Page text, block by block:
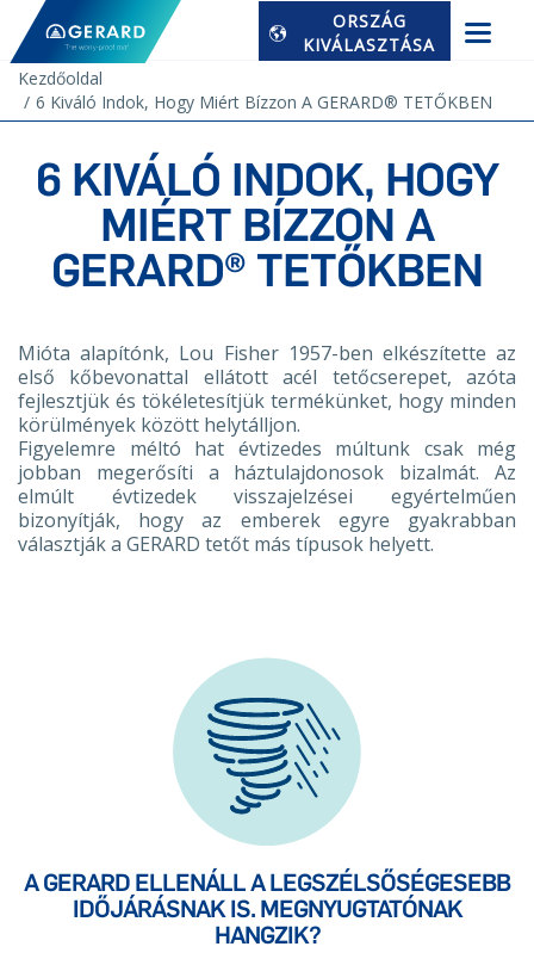
ORSZÁG
KIVÁLASZTÁSA
Kezdőoldal
6 Kiváló Indok, Hogy Miért Bízzon A GERARD® TETŐKBEN
6 KIVÁLÓ INDOK, HOGY
MIÉRT BÍZZON A
GERARD® TETŐKBEN
Mióta alapítónk, Lou Fisher 1957-ben elkészítette az
első kőbevonattal ellátott acél tetőcserepet, azóta
fejlesztjük és tökéletesítjük termékünket, hogy minden
körülmények között helytálljon.
Figyelemre méltó hat évtizedes múltunk csak még
jobban megerősíti a háztulajdonosok bizalmát. Az
elmúlt évtizedek visszajelzései egyértelműen
bizonyítják, hogy az emberek egyre gyakrabban
választják a GERARD tetőt más típusok helyett.
A GERARD ELLENÁLL A LEGSZÉLSŐSÉGESEBB
IDŐJÁRÁSNAK IS. MEGNYUGTATÓNAK
HANGZIK?